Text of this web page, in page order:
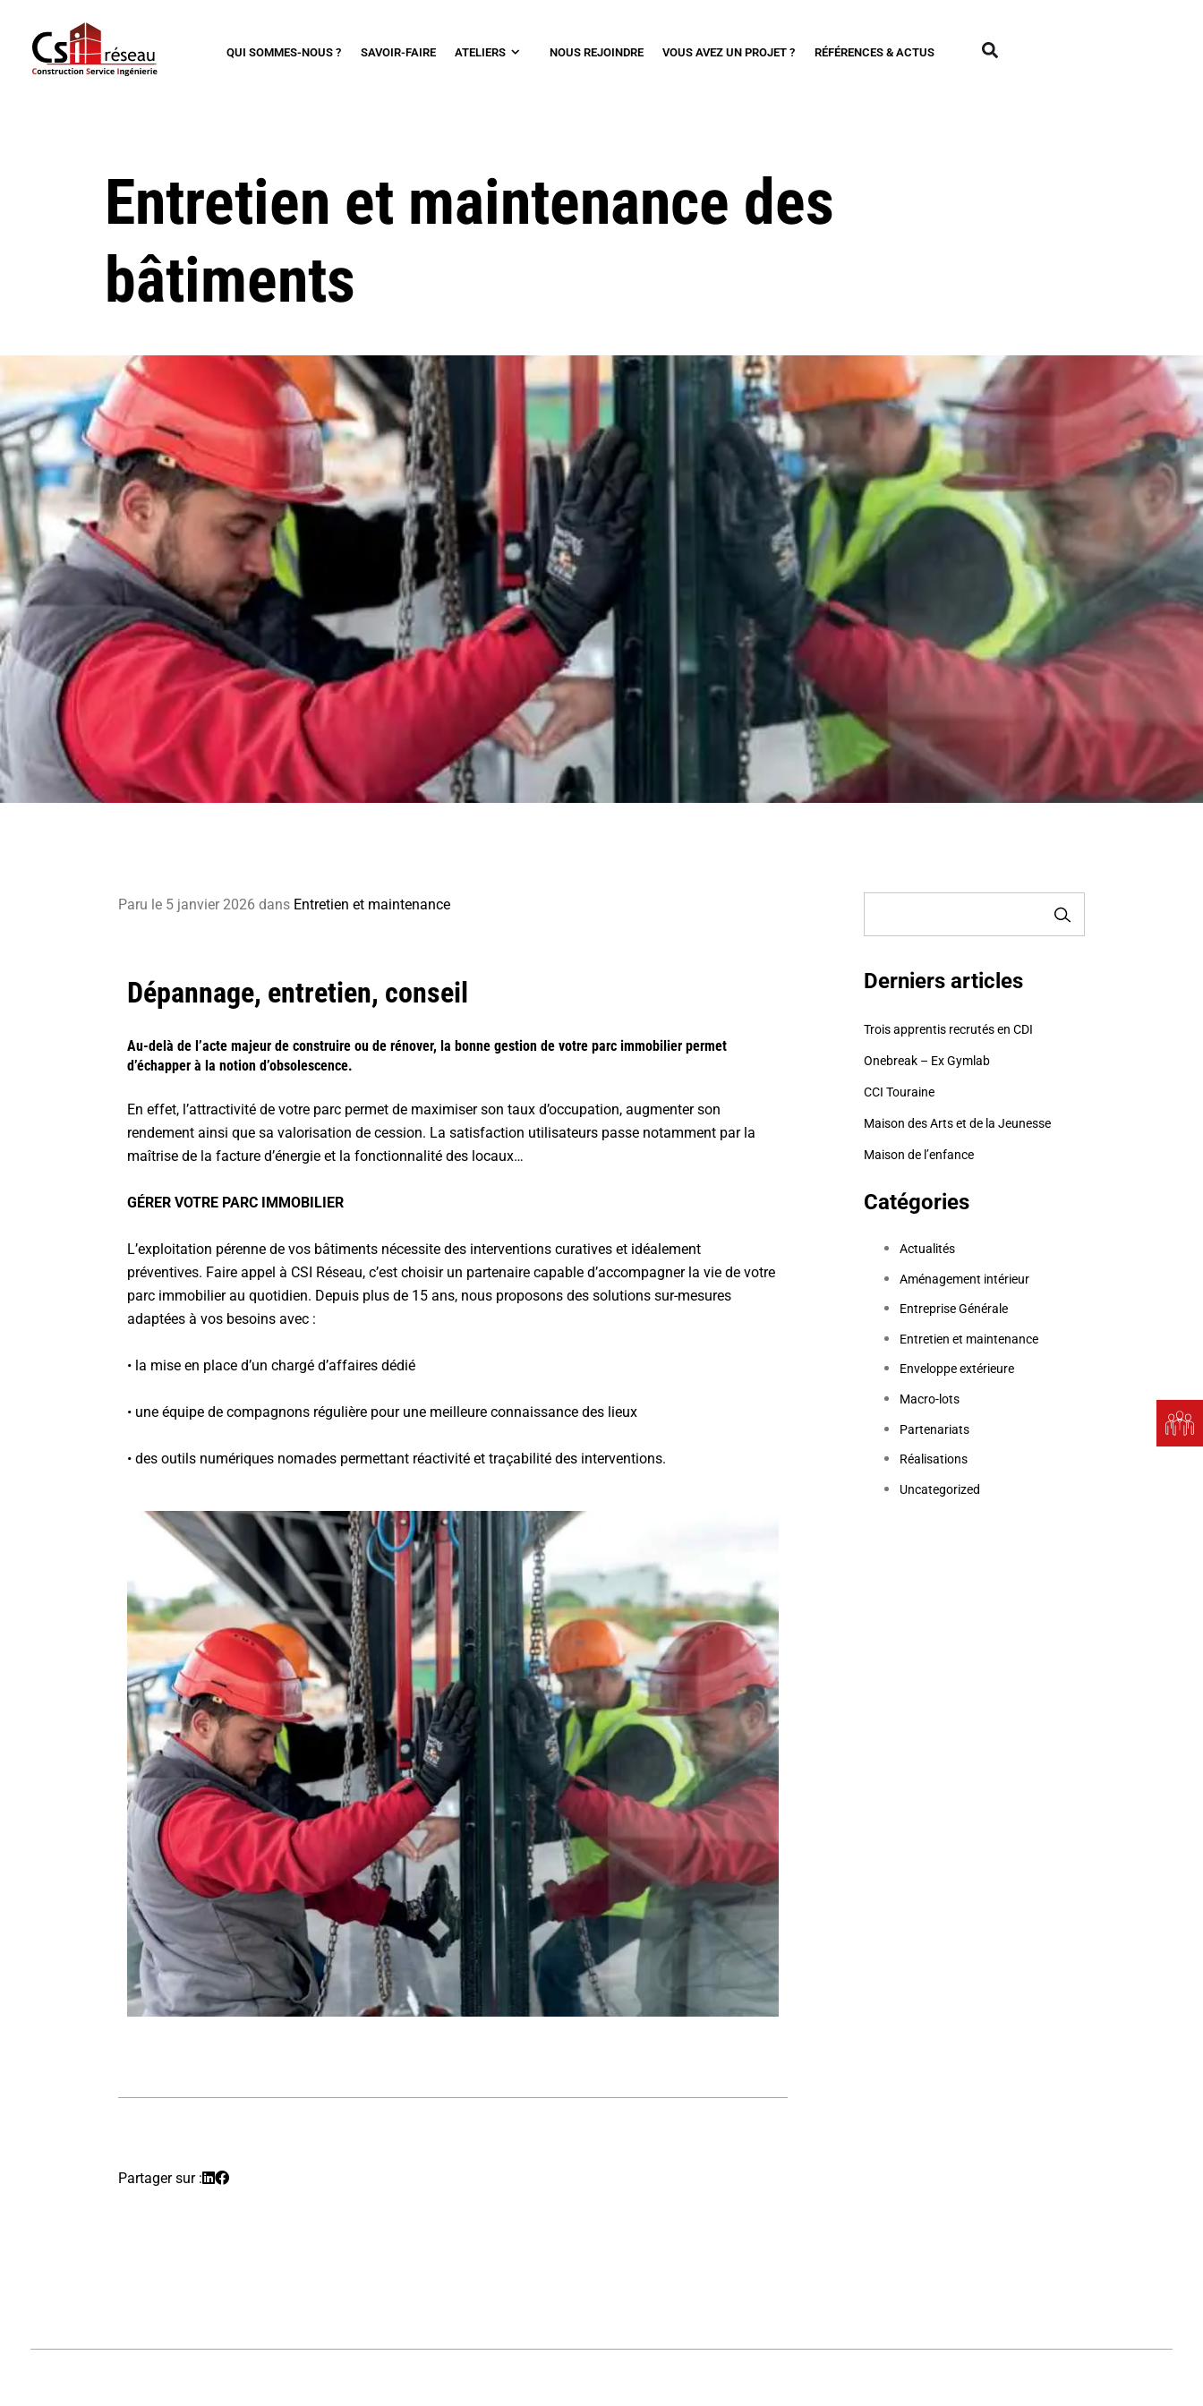
QUI SOMMES-NOUS ? SAVOIR-FAIRE ATELIERS NOUS REJOINDRE VOUS AVEZ UN PROJET ? RÉFÉRENCES & ACTUS
Entretien et maintenance des
bâtiments
Paru le 5 janvier 2026 dans Entretien et maintenance
Dépannage, entretien, conseil
Au-delà de l’acte majeur de construire ou de rénover, la bonne gestion de votre parc immobilier permet
d’échapper à la notion d’obsolescence.
En effet, l’attractivité de votre parc permet de maximiser son taux d’occupation, augmenter son
rendement ainsi que sa valorisation de cession. La satisfaction utilisateurs passe notamment par la
maîtrise de la facture d’énergie et la fonctionnalité des locaux…
GÉRER VOTRE PARC IMMOBILIER
L’exploitation pérenne de vos bâtiments nécessite des interventions curatives et idéalement
préventives. Faire appel à CSI Réseau, c’est choisir un partenaire capable d’accompagner la vie de votre
parc immobilier au quotidien. Depuis plus de 15 ans, nous proposons des solutions sur-mesures
adaptées à vos besoins avec :
• la mise en place d’un chargé d’affaires dédié
• une équipe de compagnons régulière pour une meilleure connaissance des lieux
• des outils numériques nomades permettant réactivité et traçabilité des interventions.
Partager sur :
Derniers articles
Trois apprentis recrutés en CDI
Onebreak – Ex Gymlab
CCI Touraine
Maison des Arts et de la Jeunesse
Maison de l’enfance
Catégories
Actualités
Aménagement intérieur
Entreprise Générale
Entretien et maintenance
Enveloppe extérieure
Macro-lots
Partenariats
Réalisations
Uncategorized